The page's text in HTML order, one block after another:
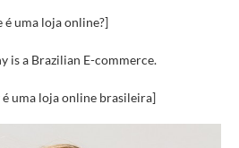
é uma loja online?]
is a Brazilian E-commerce.
é uma loja online brasileira]